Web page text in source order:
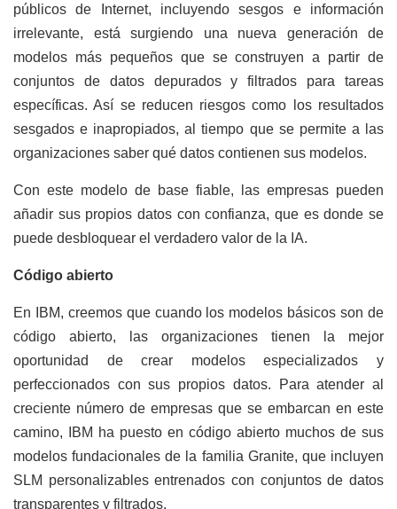
públicos de Internet, incluyendo sesgos e información
irrelevante, está surgiendo una nueva generación de
modelos más pequeños que se construyen a partir de
conjuntos de datos depurados y filtrados para tareas
específicas. Así se reducen riesgos como los resultados
sesgados e inapropiados, al tiempo que se permite a las
organizaciones saber qué datos contienen sus modelos.
Con este modelo de base fiable, las empresas pueden
añadir sus propios datos con confianza, que es donde se
puede desbloquear el verdadero valor de la IA.
Código abierto
En IBM, creemos que cuando los modelos básicos son de
código abierto, las organizaciones tienen la mejor
oportunidad de crear modelos especializados y
perfeccionados con sus propios datos. Para atender al
creciente número de empresas que se embarcan en este
camino, IBM ha puesto en código abierto muchos de sus
modelos fundacionales de la familia Granite, que incluyen
SLM personalizables entrenados con conjuntos de datos
transparentes y filtrados.